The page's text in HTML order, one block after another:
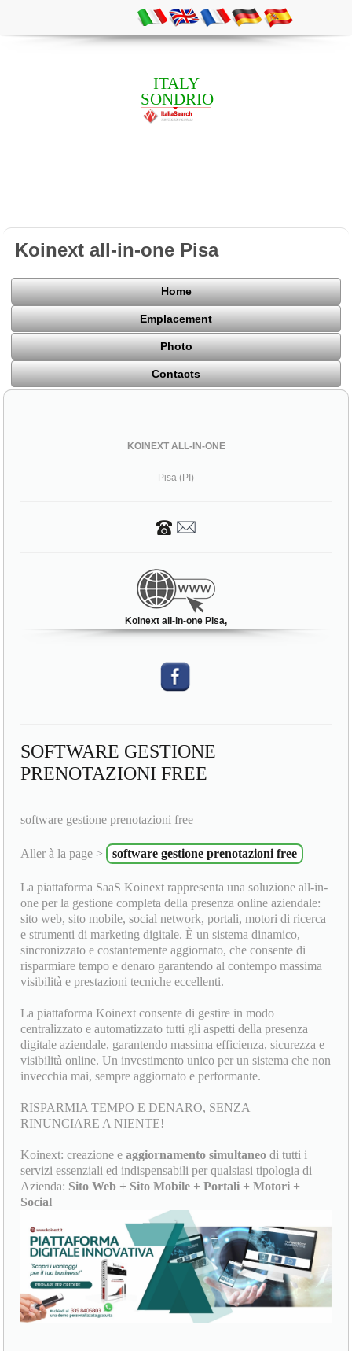
ITALY
SONDRIO
Koinext all-in-one Pisa
Home
Emplacement
Photo
Contacts
KOINEXT ALL-IN-ONE
Pisa (PI)
Koinext all-in-one Pisa,
SOFTWARE GESTIONE
PRENOTAZIONI FREE
software gestione prenotazioni free
Aller à la page > software gestione prenotazioni free
La piattaforma SaaS Koinext rappresenta una soluzione all-in-
one per la gestione completa della presenza online aziendale:
sito web, sito mobile, social network, portali, motori di ricerca
e strumenti di marketing digitale. È un sistema dinamico,
sincronizzato e costantemente aggiornato, che consente di
risparmiare tempo e denaro garantendo al contempo massima
visibilità e prestazioni tecniche eccellenti.
La piattaforma Koinext consente di gestire in modo
centralizzato e automatizzato tutti gli aspetti della presenza
digitale aziendale, garantendo massima efficienza, sicurezza e
visibilità online. Un investimento unico per un sistema che non
invecchia mai, sempre aggiornato e performante.
RISPARMIA TEMPO E DENARO, SENZA
RINUNCIARE A NIENTE!
Koinext: creazione eaggiornamento simultaneo di tutti i
servizi essenziali ed indispensabili per qualsiasi tipologia di
Azienda: Sito Web + Sito Mobile + Portali + Motori +
Social